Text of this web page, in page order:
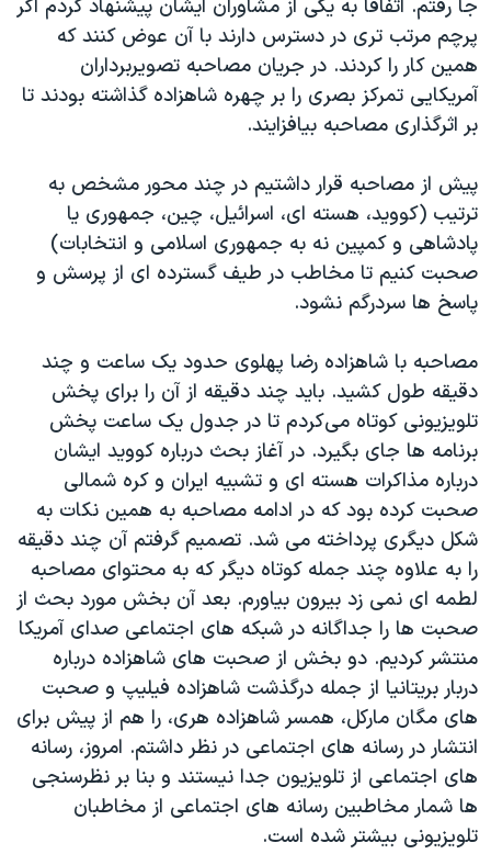
جا رفتم. اتفاقا به یکی از مشاوران ایشان پیشنهاد کردم اگر
پرچم مرتب تری در دسترس دارند با آن عوض کنند که
همین کار را کردند. در جریان مصاحبه تصویربرداران
آمریکایی تمرکز بصری را بر چهره شاهزاده گذاشته بودند تا
بر اثرگذاری مصاحبه بیافزایند.
پیش از مصاحبه قرار داشتیم در چند محور مشخص به
ترتیب (کووید، هسته ای، اسرائیل، چین، جمهوری یا
پادشاهی و کمپین نه به جمهوری اسلامی و انتخابات)
صحبت کنیم تا مخاطب در طیف گسترده ای از پرسش و
پاسخ ها سردرگم نشود.
مصاحبه با شاهزاده رضا پهلوی حدود یک ساعت و چند
دقیقه طول کشید. باید چند دقیقه از آن را برای پخش
تلویزیونی کوتاه می‌کردم تا در جدول یک ساعت پخش
برنامه ها جای بگیرد. در آغاز بحث درباره کووید ایشان
درباره مذاکرات هسته ای و تشبیه ایران و کره شمالی
صحبت کرده بود که در ادامه مصاحبه به همین نکات به
شکل دیگری پرداخته می شد. تصمیم گرفتم آن چند دقیقه
را به علاوه چند جمله کوتاه دیگر که به محتوای مصاحبه
لطمه ای نمی زد بیرون بیاورم. بعد آن بخش مورد بحث از
صحبت ها را جداگانه در شبکه های اجتماعی صدای آمریکا
منتشر کردیم. دو بخش از صحبت های شاهزاده درباره
دربار بریتانیا از جمله درگذشت شاهزاده فیلیپ و صحبت
های مگان مارکل، همسر شاهزاده هری، را هم از پیش برای
انتشار در رسانه های اجتماعی در نظر داشتم. امروز، ‏رسانه
های‌ اجتماعی از تلویزیون جدا نیستند و بنا بر نظرسنجی
ها شمار مخاطبین رسانه های اجتماعی از مخاطبان
تلویزیونی بیشتر شده است.